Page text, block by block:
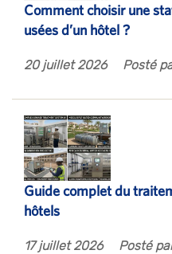
Comment choisir une
usées d’un hôtel ?
20 juillet 2026 Posté
Guide complet du
hôtels
17 juillet 2026 Posté